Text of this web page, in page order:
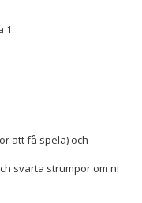
1
att få spela) och
svarta strumpor om ni